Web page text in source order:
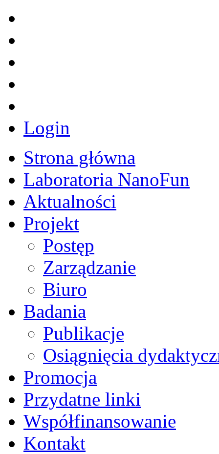
Login
Strona główna
Laboratoria NanoFun
Aktualności
Projekt
Postęp
Zarządzanie
Biuro
Badania
Publikacje
Osiągnięcia
Promocja
Przydatne linki
Współfinansowanie
Kontakt